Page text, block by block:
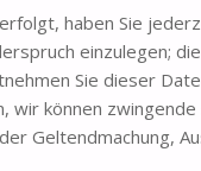
haben Sie
einzulegen;
Sie dieser
können
Geltendmachung,